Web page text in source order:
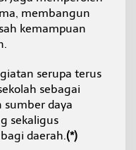
membangun
kemampuan
serupa terus
sebagai
sumber daya
sekaligus
daerah.(*)